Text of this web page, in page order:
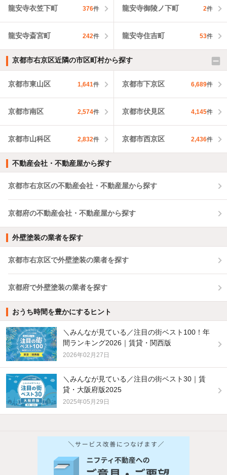
龍安寺衣笠下町 376件 龍安寺御陵ノ下町 2件
龍安寺斎宮町 242件 龍安寺住吉町 53件
京都市右京区近隣の市区町村から探す
京都市東山区 1,641件 京都市下京区 6,689件
京都市南区 2,574件 京都市伏見区 4,145件
京都市山科区 2,832件 京都市西京区 2,436件
不動産会社・不動産屋から探す
京都市右京区の不動産会社・不動産屋から探す
京都府の不動産会社・不動産屋から探す
外壁塗装の業者を探す
京都市右京区で外壁塗装の業者を探す
京都府で外壁塗装の業者を探す
おうち時間を豊かにするヒント
＼みんなが見ている／注目の街ベスト100！年
間ランキング2026｜賃貸・関西版
2026年02月27日
＼みんなが見ている／注目の街ベスト30｜賃
貸・大阪府版2025
2025年05月29日
他の人はこんな条件で絞り込んでいます！
バス・トイレ別 2階以上
新着物件メール通知